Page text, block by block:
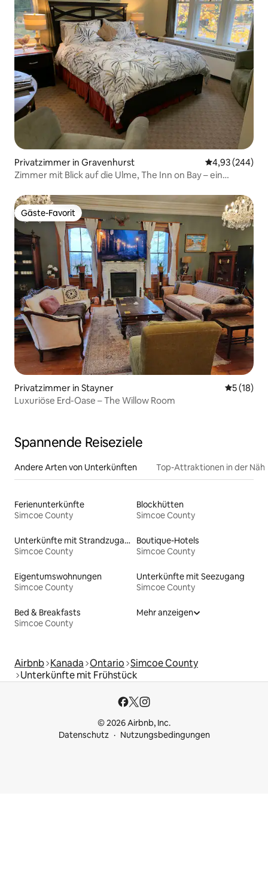
Privatzimmer in Gravenhurst
4,93 (244)
Zimmer mit Blick auf die Ulme, The Inn on Bay – ein
Gäste-Favorit
Gäste-Favorit
Privatzimmer in Stayner
5 (18)
Luxuriöse Erd-Oase – The Willow Room
Spannende Reiseziele
Andere Arten von Unterkünften Top-Attraktionen in der
Ferienunterkünfte
Simcoe County
Blockhütten
Simcoe County
Unterkünfte mit Strandzugang
Simcoe County
Boutique-Hotels
Simcoe County
Eigentumswohnungen
Simcoe County
Unterkünfte mit Seezugang
Simcoe County
Bed & Breakfasts
Simcoe County
Mehr anzeigen
Airbnb Kanada Ontario Simcoe County
Unterkünfte mit Frühstück
© 2026 Airbnb, Inc.
Datenschutz
Nutzungsbedingungen